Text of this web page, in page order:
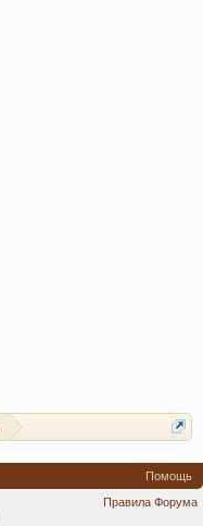
Помощь
Правила Форума